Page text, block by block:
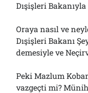
Dışişleri
Oraya nasıl ve
Dışişleri Bakanı
demesiyle ve
Peki Mazlum
vazgeçti mi?